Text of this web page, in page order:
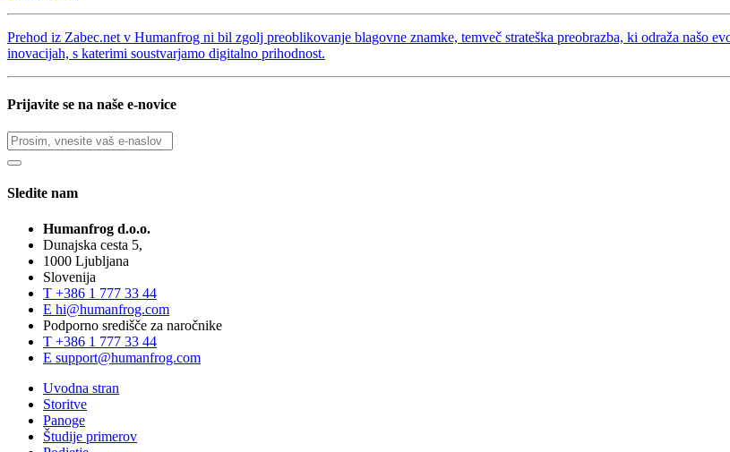
Prehod iz Zabec.net v Humanfrog ni bil zgolj preoblikovanje blagovne znamke, temveč strateška preobrazba, ki odraža našo
inovacijah, s katerimi soustvarjamo digitalno prihodnost.
Prijavite se na naše e-novice
Sledite nam
Humanfrog d.o.o.
Dunajska cesta 5,
1000 Ljubljana
Slovenija
T +386 1 777 33 44
E hi@humanfrog.com
Podporno središče za naročnike
T +386 1 777 33 44
E support@humanfrog.com
Uvodna stran
Storitve
Panoge
Študije primerov